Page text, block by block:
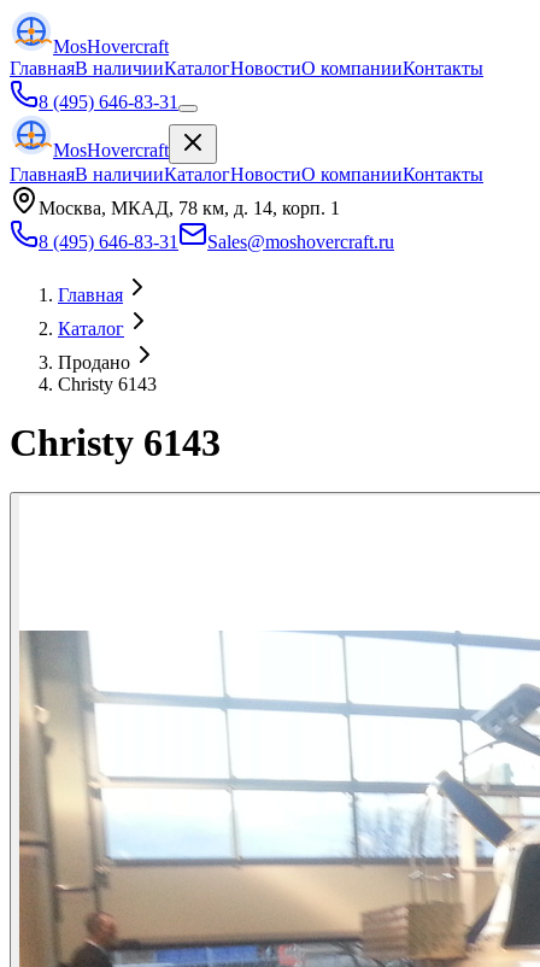
MosHovercraft
ГлавнаяВ наличииКаталогНовостиО компанииКонтакты
8 (495) 646-83-31
MosHovercraft
ГлавнаяВ наличииКаталогНовостиО компанииКонтакты
Москва, МКАД, 78 км, д. 14, корп. 1
8 (495) 646-83-31
Sales@moshovercraft.ru
Главная
Каталог
Продано
Christy 6143
Christy 6143